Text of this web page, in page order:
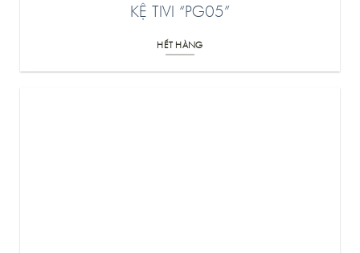
KỆ TIVI “PG05”
HẾT HÀNG